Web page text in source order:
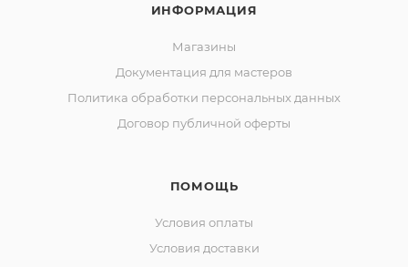
ИНФОРМАЦИЯ
Магазины
Документация для мастеров
Политика обработки персональных данных
Договор публичной оферты
ПОМОЩЬ
Условия оплаты
Условия доставки